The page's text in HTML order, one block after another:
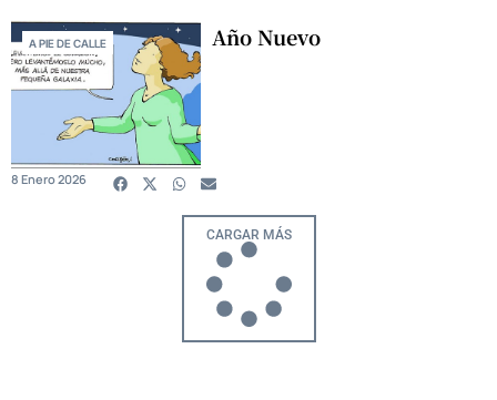
A PIE DE CALLE Año Nuevo
8 Enero 2026
CARGAR MÁS